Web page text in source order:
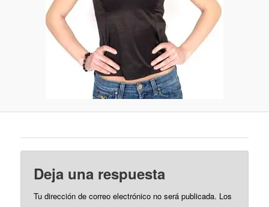
Deja una respuesta
Tu dirección de correo electrónico no será publicada. Los